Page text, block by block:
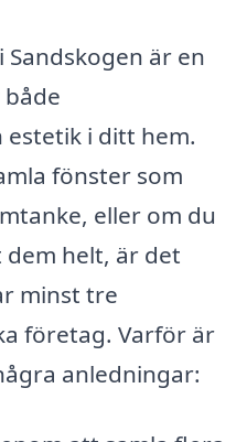
är en
i ditt hem.
fönster som
eller om du
helt, är det
minst tre
företag. Varför är
anledningar: